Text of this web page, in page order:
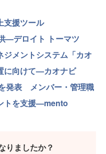
支援ツール
—デロイト トーマツ
メントシステム「カオ
に向けて—カオナビ
発表 メンバー・管理職
トを支援—mento
りましたか？